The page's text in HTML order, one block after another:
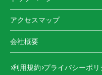
アクセスマップ
会社概要
利用規約 プライバシーポリ